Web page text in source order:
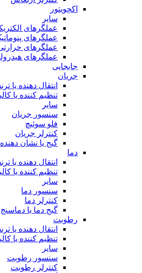
اکچویتور
سایر
عملگرهای
عملگرهای
عملگرهای
عملگرهای
جابجایی
جریان
انتقال دهنده یا
تنظیم کننده یا
سایر
سنسور جریان
فلو سوئیچ
کنترلر جریان
گیج یا نشان
دما
انتقال دهنده یا
تنظیم کننده یا
سایر
سنسور دما
کنترلر دما
گیج دما یا دماسنج
رطوبت
انتقال دهنده یا
تنظیم کننده یا
سایر
سنسور رطوبت
کنترلر رطوبت